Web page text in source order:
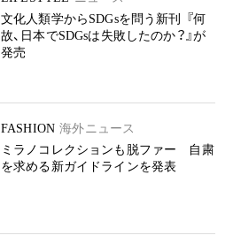
文化人類学からSDGsを問う新刊 『何
故、日本でSDGsは失敗したのか？』が
発売
FASHION 海外ニュース
ミラノコレクションも脱ファー 自粛
を求める新ガイドラインを発表